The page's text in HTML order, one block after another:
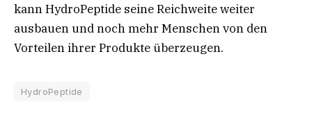
kann HydroPeptide seine Reichweite weiter
ausbauen und noch mehr Menschen von den
Vorteilen ihrer Produkte überzeugen.
HydroPeptide